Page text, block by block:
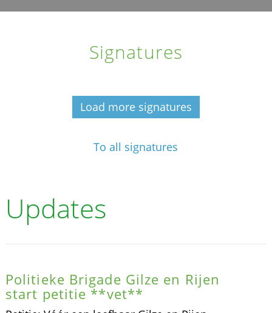
Signatures
Load more signatures
To all signatures
Updates
Politieke Brigade Gilze en Rijen
start petitie **vet**